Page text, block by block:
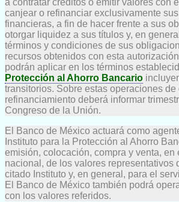
a contratar créditos o emitir valores con
canjear o refinanciar exclusivamente
financieras, a fin de hacer frente a sus
otorgar liquidez a sus títulos y, en
términos y condiciones de sus
recursos obtenidos con esta
podrán aplicar en los términos
Protección al Ahorro Bancario
transitorios. Sobre estas operaciones de
refinanciamiento deberá informar
Congreso de la Unión.
El Banco de México actuará como
Instituto para la Protección al Ahorro
emisión, colocación, compra y venta, en
nacional, de los valores representativos
citado Instituto y, en general, para el
El Banco de México también podrá
con los valores referidos.